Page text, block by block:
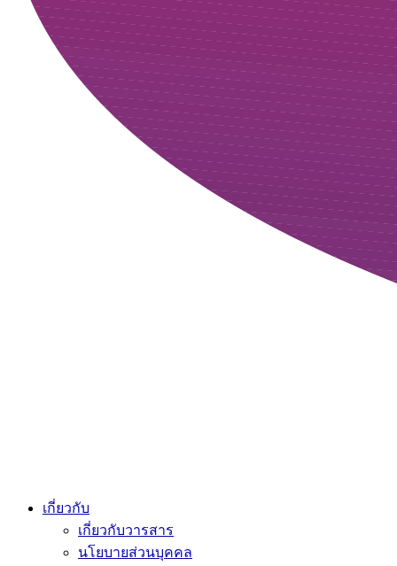
เกี่ยวกับ
เกี่ยวกับวารสาร
นโยบายส่วนบุคคล